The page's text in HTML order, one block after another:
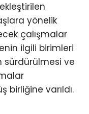
yönelik
çalışmalar
ilgili birimleri
sürdürülmesi ve
birliğine varıldı.